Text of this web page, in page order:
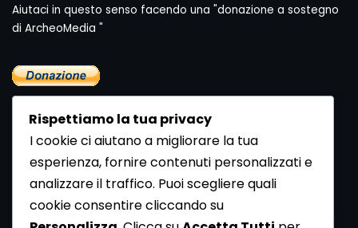
Aiutaci in questo senso facendo una "donazione a sostegno
di ArcheoMedia "
Newsletter
Se vuoi ricevere la Rivista gratuita di archeologia realizzata
Rispettiamo la tua privacy
I cookie ci aiutano a migliorare la tua
esperienza, fornire contenuti personalizzati e
analizzare il traffico. Puoi scegliere quali
cookie consentire cliccando su